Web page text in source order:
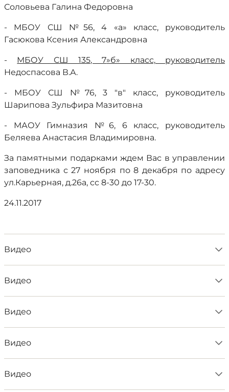
Соловьева Галина Федоровна
- МБОУ СШ №56, 4 «а» класс, руководитель
Гасюкова Ксения Александровна
- МБОУ СШ 135, 7»б» класс, руководитель
Недоспасова В.А.
- МБОУ СШ №76, 3 "в" класс, руководитель
Шарипова Зульфира Мазитовна
- МАОУ Гимназия №6, 6 класс, руководитель
Беляева Анастасия Владимировна.
За памятными подарками ждем Вас в управлении
заповедника с 27 ноября по 8 декабря по адресу
ул.Карьерная, д.26а, сс 8-30 до 17-30.
24.11.2017
Видео
Видео
Видео
Видео
Видео